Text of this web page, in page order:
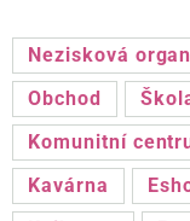
Nezisková
Obchod
Komunitní
Kavárna